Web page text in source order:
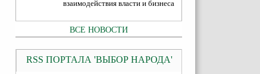
взаимодействия власти и бизнеса
ВСЕ НОВОСТИ
RSS ПОРТАЛА 'ВЫБОР НАРОДА'